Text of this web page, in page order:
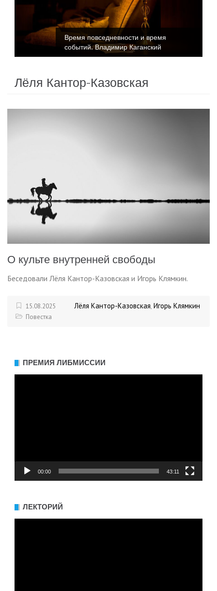
Время повседневности и время
событий. Владимир Каганский
Лёля Кантор-Казовская
О культе внутренней свободы
Беседовали Лёля Кантор-Казовская и Игорь Клямкин.
15.08.2025 Лёля Кантор-Казовская, Игорь Клямкин
Повестка
ПРЕМИЯ ЛИБМИССИИ
00:00 43:11
ЛЕКТОРИЙ